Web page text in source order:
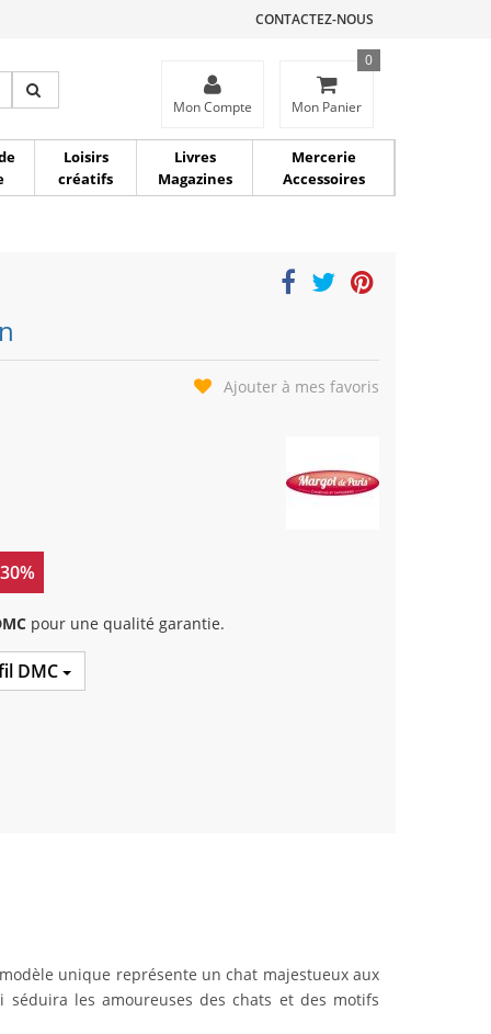
CONTACTEZ-NOUS
Mon Compte Mon Panier
0
Loisirs
créatifs
Livres
Magazines
Mercerie
Accessoires
Ajouter à mes favoris
pour une qualité garantie.
DMC
unique représente un chat majestueux aux
séduira les amoureuses des chats et des motifs